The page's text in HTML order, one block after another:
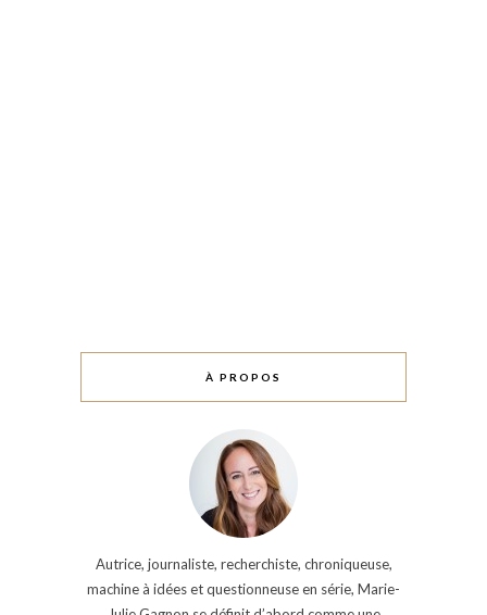
À PROPOS
Autrice, journaliste, recherchiste, chroniqueuse,
machine à idées et questionneuse en série, Marie-